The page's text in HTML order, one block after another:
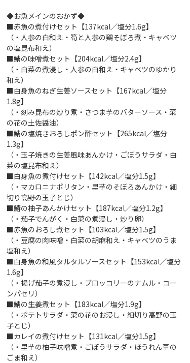
◆お魚メインのおかず◆
■赤魚の煮付けセット【137kcal／塩分1.6g】
（・人参の白和え・筍と人参の鶏そぼろ煮・キャベツ
の塩昆布和え）
■鯖の味噌煮セット【204kcal／塩分2.4g】
（・白菜の煮浸し・人参の白和え・キャベツのゆかり
和え）
■白身魚のねぎ生姜ソースセット【167kcal／塩分
1.8g】
（・刻み昆布の炒り煮・さつま芋のバターソース・菜
の花の土佐醤油）
■鯖の塩焼きおろしポン酢セット【265kcal／塩分
1.3g】
（・玉子焼きの生姜風味あんかけ・ごぼうサラダ・白
菜の塩昆布和え）
■白身魚の煮付けセット【142kcal／塩分1.5g】
（・マカロニナポリタン・里芋のそぼろあんかけ・細
切り高野の玉子とじ）
■鰆の柚子あんかけセット【187kcal／塩分1.2g】
（・茄子でんがく・白菜の煮浸し・炒り卵）
■赤魚のおろし煮セット【103kcal／塩分1.5g】
（・豆腐の肉味噌・白菜の胡麻和え・キャベツのうま
塩和え）
■白身魚の和風タルタルソースセット【153kcal／塩分
1.6g】
（・揚げ茄子の煮浸し・ブロッコリーのナムル・コー
ンパセリ）
■鯖の生姜煮セット【183kcal／塩分1.9g】
（・ポテトサラダ・菜の花のお浸し・細切り高野の玉
子とじ）
■カレイの煮付けセット【131kcal／塩分1.5g】
（・里芋の柚子味噌煮・ごぼうサラダ・ほうれん草の
ごま和え）